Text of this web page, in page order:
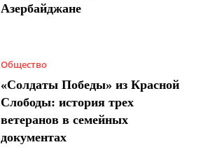
Азербайджане
Общество
«Солдаты Победы» из Красной
Слободы: история трех
ветеранов в семейных
документах